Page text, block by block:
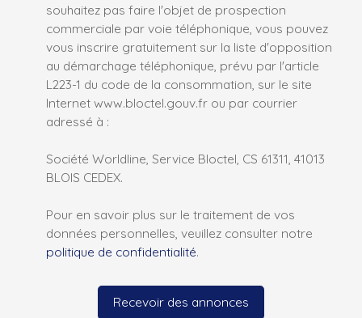
souhaitez pas faire l'objet de prospection
commerciale par voie téléphonique, vous pouvez
vous inscrire gratuitement sur la liste d'opposition
au démarchage téléphonique, prévu par l'article
L223-1 du code de la consommation, sur le site
Internet www.bloctel.gouv.fr ou par courrier
adressé à :
Société Worldline, Service Bloctel, CS 61311, 41013
BLOIS CEDEX.
Pour en savoir plus sur le traitement de vos
données personnelles, veuillez consulter notre
politique de confidentialité.
Recevoir des annonces